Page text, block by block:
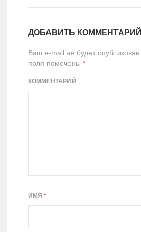
ДОБАВИТЬ КОММЕНТАРИЙ
Ваш e-mail не будет опубликован.
поля помечены *
КОММЕНТАРИЙ
ИМЯ *